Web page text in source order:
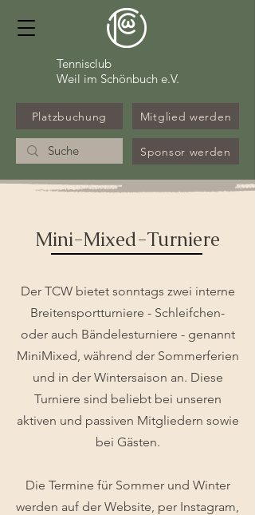
Tennisclub
Weil im Schönbuch e.V.
Platzbuchung Mitglied werden
Sponsor werden
Mini-Mixed-Turniere
Der TCW bietet sonntags zwei interne
Breitensportturniere - Schleifchen-
oder auch Bändelesturniere - genannt
MiniMixed, während der Sommerferien
und in der Wintersaison an. Diese
Turniere sind beliebt bei unseren
aktiven und passiven Mitgliedern sowie
bei Gästen.
Die Termine für Sommer und Winter
werden auf der Website, per Instagram,